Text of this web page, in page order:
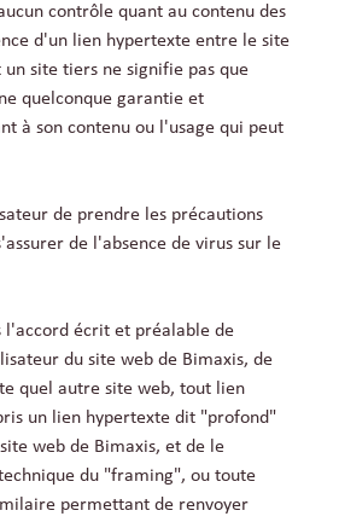
contrôle quant au contenu des
d'un lien hypertexte entre le site
site tiers ne signifie pas que
quelconque garantie et
à son contenu ou l'usage qui peut
de prendre les précautions
de l'absence de virus sur le
l'accord écrit et préalable de
du site web de Bimaxis, de
quel autre site web, tout lien
un lien hypertexte dit "profond"
web de Bimaxis, et de le
du "framing", ou toute
permettant de renvoyer